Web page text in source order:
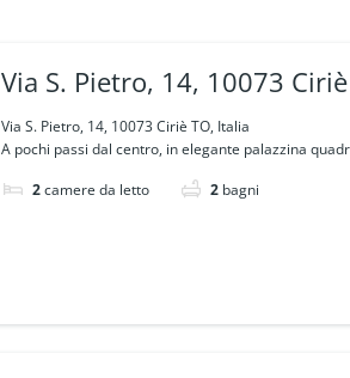
Via S. Pietro, 14, 10073
Via S. Pietro, 14, 10073 Ciriè TO, Italia
A pochi passi dal centro, in elegante palazzina
2camere da letto 2 bagni